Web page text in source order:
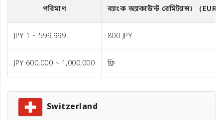
পরিমাণ ব্যাংক অ্যাকাউন্ট রেমিট্যান্স। （EUR
JPY 1 ~ 599,999 800 JPY
JPY 600,000 ~ 1,000,000 ফ্রি
Switzerland